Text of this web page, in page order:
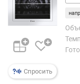
с
т
р
а
и
а
н
Спросить